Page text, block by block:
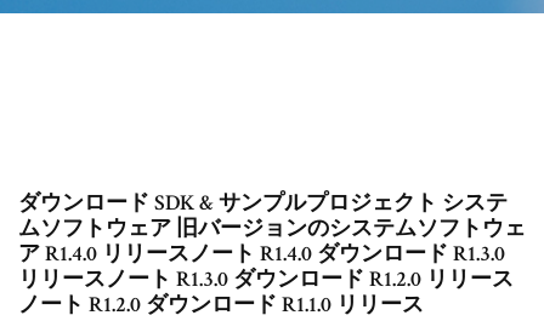
ダウンロード SDK & サンプルプロジェクト システ
ムソフトウェア 旧バージョンのシステムソフトウェ
ア R1.4.0 リリースノート R1.4.0 ダウンロード R1.3.0
リリースノート R1.3.0 ダウンロード R1.2.0 リリース
ノート R1.2.0 ダウンロード R1.1.0 リリース